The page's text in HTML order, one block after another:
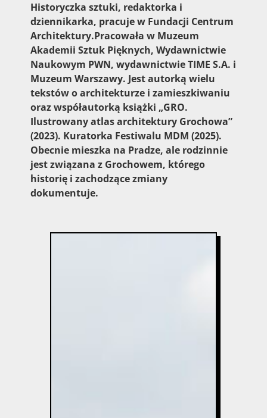
Historyczka sztuki, redaktorka i
dziennikarka, pracuje w Fundacji Centrum
Architektury.Pracowała w Muzeum
Akademii Sztuk Pięknych, Wydawnictwie
Naukowym PWN, wydawnictwie TIME S.A. i
Muzeum Warszawy. Jest autorką wielu
tekstów o architekturze i zamieszkiwaniu
oraz współautorką książki „GRO.
Ilustrowany atlas architektury Grochowa”
(2023). Kuratorka Festiwalu MDM (2025).
Obecnie mieszka na Pradze, ale rodzinnie
jest związana z Grochowem, którego
historię i zachodzące zmiany
dokumentuje.